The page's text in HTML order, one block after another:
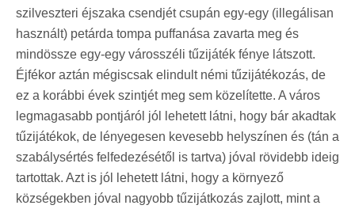
szilveszteri éjszaka csendjét csupán egy-egy (illegálisan
használt) petárda tompa puffanása zavarta meg és
mindössze egy-egy városszéli tűzijáték fénye látszott.
Éjfékor aztán mégiscsak elindult némi tűzijátékozás, de
ez a korábbi évek szintjét meg sem közelítette. A város
legmagasabb pontjáról jól lehetett látni, hogy bár akadtak
tűzijátékok, de lényegesen kevesebb helyszínen és (tán a
szabálysértés felfedezésétől is tartva) jóval rövidebb ideig
tartottak. Azt is jól lehetett látni, hogy a környező
községekben jóval nagyobb tűzijátkozás zajlott, mint a